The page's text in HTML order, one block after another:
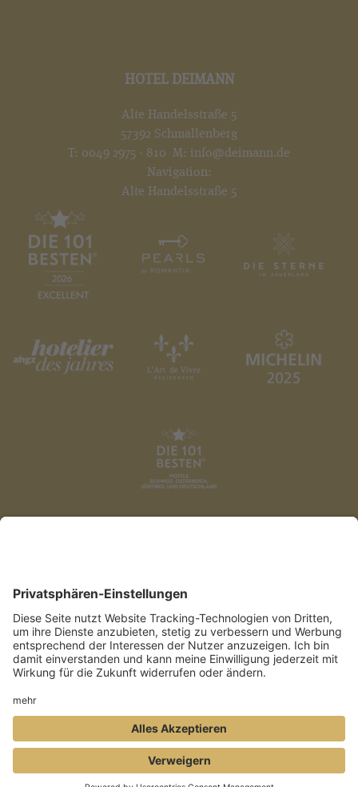
BUCHEN ANFRAGE
HOTEL DEIMANN
Alte Handelsstraße 5
57392 Schmallenberg
T: 0049 2975 - 810 M: info@deimann.de
Navigation:
Alte Handelsstraße 5
IMPRESSUM
PRESSE
COOKIES